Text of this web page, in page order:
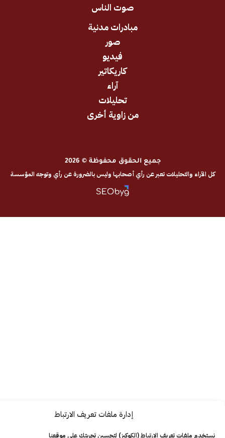
إدارة ملفات تعريف الارتباط
تعريف الارتباط (الكوكيز) لتحسين تجربتك على موقعنا
صوت الناس
مبادرات مدنية
من زاوية أخرى
جميع الحقوق محفوظة © 2026
تعبر عن رأي أصحابها وليس بالضرورة عن رأي وتوجه المؤسسة